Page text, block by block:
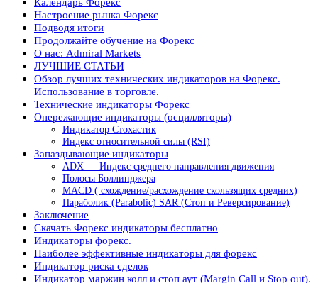
Настроение рынка Форекс
Подводя итоги
Продолжайте обучение на Форекс
О нас: Admiral Markets
ЛУЧШИЕ СТАТЬИ
Обзор лучших технических индикаторов на Форекс.
Использование в торговле.
Технические индикаторы Форекс
Опережающие индикаторы (осцилляторы)
Индикатор Стохастик
Индекс относительной силы (RSI)
Запаздывающие индикаторы
ADX — Индекс среднего направления движения
Полосы Боллинджера
MACD ( схождение/расхождение скользящих средних)
Параболик (Parabolic) SAR (Стоп и Реверсирование)
Заключение
Скачать Форекс индикаторы бесплатно
Индикаторы форекс.
Наиболее эффективные индикаторы для форекс
Индикатор риска сделок
Индикатор маржин колл и стоп аут (Margin Call и Stop out).